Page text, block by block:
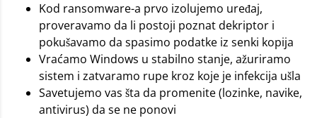
Kod ransomware-a prvo izolujemo uređaj,
proveravamo da li postoji poznat dekriptor i
pokušavamo da spasimo podatke iz senki kopija
Vraćamo Windows u stabilno stanje, ažuriramo
sistem i zatvaramo rupe kroz koje je infekcija ušla
Savetujemo vas šta da promenite (lozinke, navike,
antivirus) da se ne ponovi